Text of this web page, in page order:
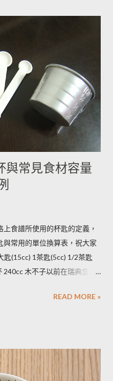
會變得明顯。由於光線同時
下生長與光線曝曬環境，都可
量(每100公克馬鈴薯含2~15
壓力環境下生長，木不子不是
植經驗的朋友分享。) ◆ 馬鈴
角落避免受光線照射持續增加
冷藏儲存過的馬鈴薯，切開後
薯嚴重。 2014/12/12修正，
料、穀物》 P82~85的文字
經驗是冰過的馬鈴薯煮完比
的原因。歡迎大家提供。 3.
壓泥分裝，送入冷凍庫冷
過程，水分會與澱粉脫離，
，不同的馬鈴薯品種，出水程
的幸福生活提案一書提到：
凍後水水軟軟的狀態。木不
12補充from Patty： 1.新鮮現
與常見食材容量
食譜所使用的杯匙的定義，
與常用的單位換算表，祝大家
匙(15cc) 1茶匙(5cc) 1/2茶匙
240cc 木不子以前在瑞典念書
(1t) 1 大匙(1T) 1 杯(1cup)
乾酵母 3.3g 10g --------- 吉
細砂糖 4g 13g 170g 粗砂
READ MORE »